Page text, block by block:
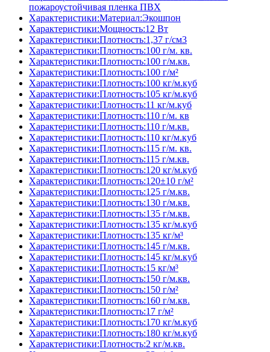
пожароустойчивая пленка ПВХ
Характеристики:Материал:Экошпон
Характеристики:Мощность:12 Вт
Характеристики:Плотность:1,37 г/см3
Характеристики:Плотность:100 г/м. кв.
Характеристики:Плотность:100 г/м.кв.
Характеристики:Плотность:100 г/м²
Характеристики:Плотность:100 кг/м.куб
Характеристики:Плотность:105 кг/м.куб
Характеристики:Плотность:11 кг/м.куб
Характеристики:Плотность:110 г/м. кв
Характеристики:Плотность:110 г/м.кв.
Характеристики:Плотность:110 кг/м.куб
Характеристики:Плотность:115 г/м. кв.
Характеристики:Плотность:115 г/м.кв.
Характеристики:Плотность:120 кг/м.куб
Характеристики:Плотность:120±10 г/м²
Характеристики:Плотность:125 г/м.кв.
Характеристики:Плотность:130 г/м.кв.
Характеристики:Плотность:135 г/м.кв.
Характеристики:Плотность:135 кг/м.куб
Характеристики:Плотность:135 кг/м³
Характеристики:Плотность:145 г/м.кв.
Характеристики:Плотность:145 кг/м.куб
Характеристики:Плотность:15 кг/м³
Характеристики:Плотность:150 г/м.кв.
Характеристики:Плотность:150 г/м²
Характеристики:Плотность:160 г/м.кв.
Характеристики:Плотность:17 г/м²
Характеристики:Плотность:170 кг/м.куб
Характеристики:Плотность:180 кг/м.куб
Характеристики:Плотность:2 кг/м.кв.